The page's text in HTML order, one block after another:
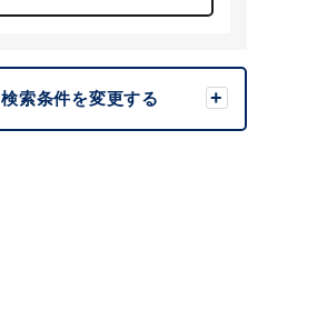
検索条件を変更する